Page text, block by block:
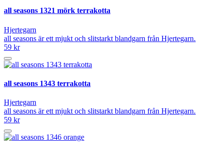
all seasons 1321 mörk terrakotta
Hjertegarn
all seasons är ett mjukt och slitstarkt blandgarn från Hjertegarn.
59 kr
all seasons 1343 terrakotta
Hjertegarn
all seasons är ett mjukt och slitstarkt blandgarn från Hjertegarn.
59 kr